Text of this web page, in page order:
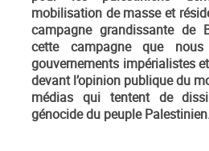
mobilisation de masse et
campagne grandissante de
cette campagne que
gouvernements impérialistes
devant l’opinion publique du
médias qui tentent de
génocide du peuple